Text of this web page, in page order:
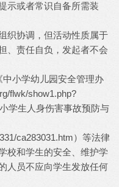
示或者常识自备所需装
织协调，但活动性质属于
、责任自负，发起者不会
小学幼儿园安全管理办
flwk/show1.php?
学生人身伤害事故预防与
ca283031.htm）等法律
校和学生的安全、维护学
人员不应向学生发放任何